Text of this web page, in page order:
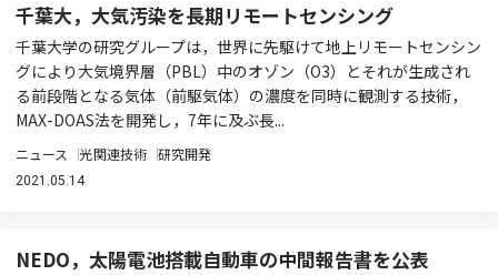
千葉大，大気汚染を長期リモートセンシング
千葉大学の研究グループは，世界に先駆けて地上リモートセンシン
グにより大気境界層（PBL）中のオゾン（O3）とそれが生成され
る前段階となる気体（前駆気体）の濃度を同時に観測する技術，
MAX-DOAS法を開発し，7年に及ぶ長...
ニュース 光関連技術 研究開発
2021.05.14
NEDO，太陽電池搭載自動車の中間報告書を公表